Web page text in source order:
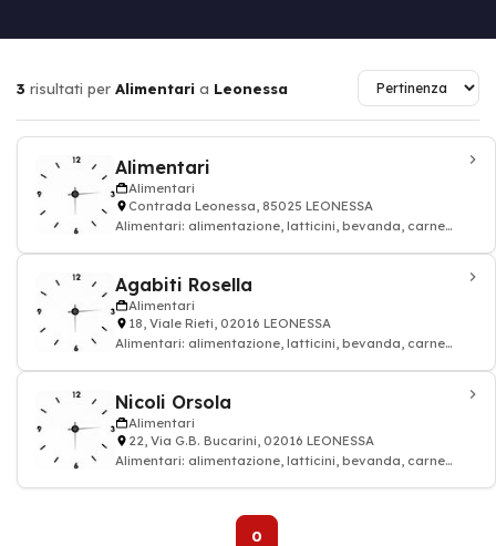
3 risultati per Alimentari a Leonessa
Alimentari
Alimentari
Contrada Leonessa, 85025 LEONESSA
Alimentari: alimentazione, latticini, bevanda, carne
Agabiti Rosella
Alimentari
18, Viale Rieti, 02016 LEONESSA
Alimentari: alimentazione, latticini, bevanda, carne
Nicoli Orsola
Alimentari
22, Via G.B. Bucarini, 02016 LEONESSA
Alimentari: alimentazione, latticini, bevanda, carne
0